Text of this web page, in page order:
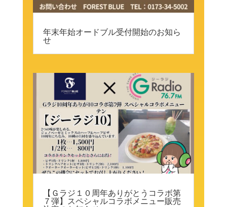
年末年始オードブル受付開始のお知ら
せ
【Ｇラジ１０周年ありがとうコラボ第
７弾】スペシャルコラボメニュー販売